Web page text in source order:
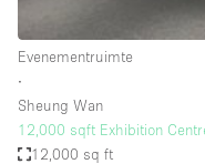
Advertentieruimte
Atelier / Werkplaats
Evenementruimte
∙
Sheung Wan
12,000 sqft Exhibition
12,000 sq ft